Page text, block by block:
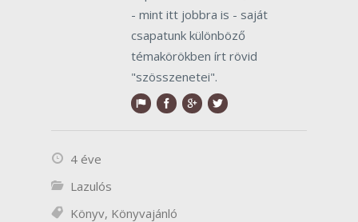
- mint itt jobbra is - saját
csapatunk különböző
témakörökben írt rövid
"szösszenetei".
4 éve
Lazulós
Könyv, Könyvajánló